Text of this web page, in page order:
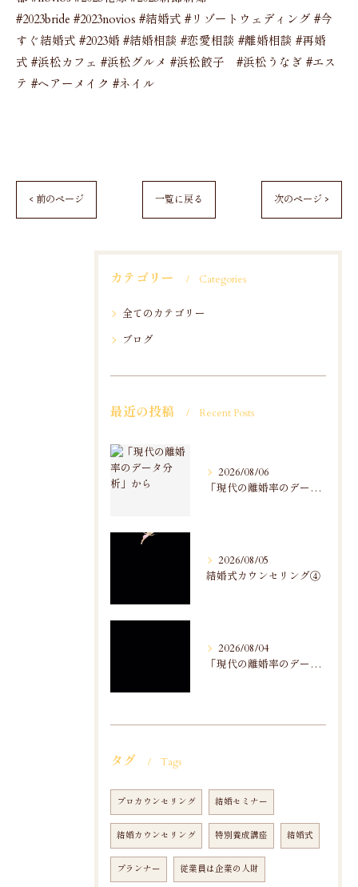
#2023bride #2023novios #結婚式 #リゾートウェディング #今
すぐ結婚式 #2023婚 #結婚相談 #恋愛相談 #離婚相談 #再婚
式 #浜松カフェ #浜松グルメ #浜松餃子 #浜松うなぎ #エス
テ #ヘアーメイク #ネイル
< 前のページ 一覧に戻る 次のページ >
カテゴリー Categories
全てのカテゴリー
ブログ
最近の投稿 Recent Posts
2026/08/06
「現代の離婚率のデータ分析」から
2026/08/05
結婚式カウンセリング④
2026/08/04
「現代の離婚率のデータ分析」から
タグ Tags
プロカウンセリング 結婚セミナー
結婚カウンセリング 特別養成講座 結婚式
プランナー 従業員は企業の人財